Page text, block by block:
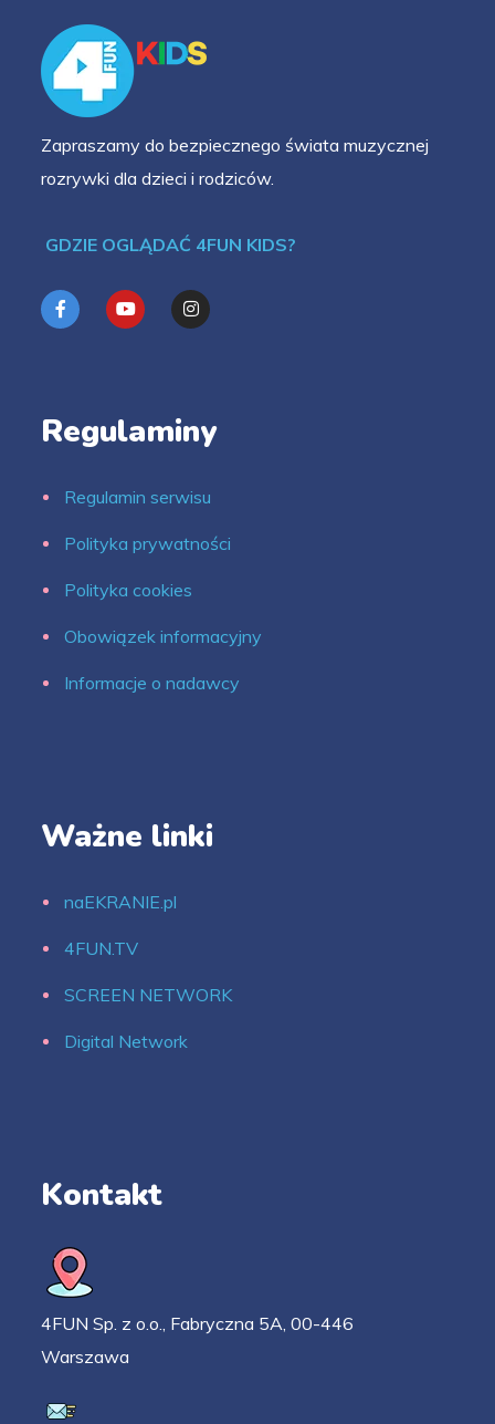
Zapraszamy do bezpiecznego świata muzycznej
rozrywki dla dzieci i rodziców.
GDZIE OGLĄDAĆ 4FUN KIDS?
Regulaminy
Regulamin serwisu
Polityka prywatności
Polityka cookies
Obowiązek informacyjny
Informacje o nadawcy
Ważne linki
naEKRANIE.pl
4FUN.TV
SCREEN NETWORK
Digital Network
Kontakt
4FUN Sp. z o.o., Fabryczna 5A, 00-446
Warszawa